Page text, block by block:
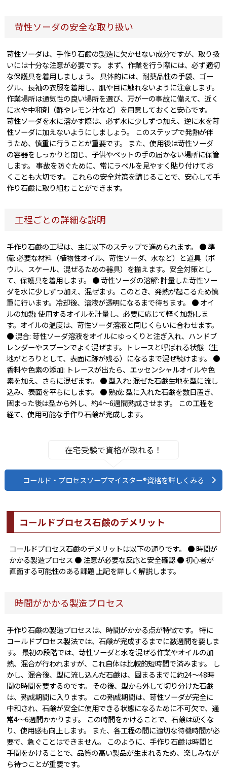
苛性ソーダの安全な取り扱い
苛性ソーダは、手作り石鹸の製造に欠かせない成分ですが、取り扱
いには十分な注意が必要です。 まず、作業を行う際には、必ず適切
な保護具を着用しましょう。 具体的には、耐薬品性の手袋、ゴー
グル、長袖の衣服を着用し、肌や目に触れないように注意します。
作業場所は通気性の良い場所を選び、万が一の事故に備えて、近く
に水や中和剤（酢やレモン汁など）を用意しておくと安心です。
苛性ソーダを水に溶かす際は、必ず水に少しずつ加え、逆に水を苛
性ソーダに加えないようにしましょう。 このステップで発熱が伴
うため、慎重に行うことが重要です。 また、使用後は苛性ソーダ
の容器をしっかりと閉じ、子供やペットの手の届かない場所に保管
します。 事故を防ぐために、常にラベルを見やすく貼り付けてお
くことも大切です。 これらの安全対策を講じることで、安心して手
作り石鹸に取り組むことができます。
工程ごとの詳細な説明
手作り石鹸の工程は、主に以下のステップで進められます。 ● 準
備: 必要な材料（植物性オイル、苛性ソーダ、水など）と道具（ボ
ウル、スケール、混ぜるための器具）を揃えます。安全対策とし
て、保護具を着用します。 ● 苛性ソーダの溶解: 計量した苛性ソー
ダを水に少しずつ加え、混ぜます。このとき、発熱が起こるため慎
重に行います。冷却後、溶液が透明になるまで待ちます。 ● オイ
ルの加熱: 使用するオイルを計量し、必要に応じて軽く加熱しま
す。オイルの温度は、苛性ソーダ溶液と同じくらいに合わせます。
● 混合: 苛性ソーダ溶液をオイルにゆっくりと注ぎ入れ、ハンドブ
レンダーやスプーンでよく混ぜます。トレースと呼ばれる状態（生
地がとろりとして、表面に跡が残る）になるまで混ぜ続けます。 ●
香料や色素の添加: トレースが出たら、エッセンシャルオイルや色
素を加え、さらに混ぜます。 ● 型入れ: 混ぜた石鹸生地を型に流し
込み、表面を平らにします。 ● 熟成: 型に入れた石鹸を数日置き、
固まった後は型から外し、約4〜6週間熟成させます。 この工程を
経て、使用可能な手作り石鹸が完成します。
在宅受験で資格が取れる！
コールド・プロセスソープマイスター®資格を詳しくみる
コールドプロセス石鹸のデメリット
コールドプロセス石鹸のデメリットは以下の通りです。 ● 時間が
かかる製造プロセス ● 注意が必要な反応と安全確認 ● 初心者が
直面する可能性のある課題 上記を詳しく解説します。
時間がかかる製造プロセス
手作り石鹸の製造プロセスは、時間がかかる点が特徴です。 特に
コールドプロセス製法では、石鹸が完成するまでに数週間を要しま
す。 最初の段階では、苛性ソーダと水を混ぜる作業やオイルの加
熱、混合が行われますが、これ自体は比較的短時間で済みます。 し
かし、混合後、型に流し込んだ石鹸は、固まるまでに約24〜48時
間の時間を要するのです。 その後、型から外して切り分けた石鹸
は、熟成期間に入ります。 この熟成期間は、苛性ソーダが完全に
中和され、石鹸が安全に使用できる状態になるために不可欠で、通
常4〜6週間かかります。 この時間をかけることで、石鹸は硬くな
り、使用感も向上します。 また、各工程の間に適切な待機時間が必
要で、急ぐことはできません。 このように、手作り石鹸は時間と
手間をかけることで、品質の高い製品が生まれるため、楽しみなが
ら待つことが重要です。